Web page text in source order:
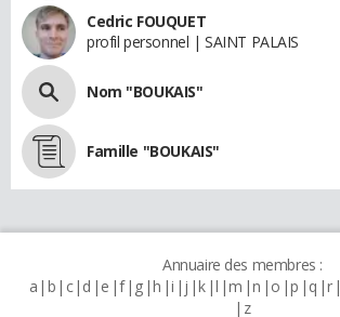
Cedric FOUQUET
profil personnel | SAINT PALAIS
Nom "BOUKAIS"
Famille "BOUKAIS"
Annuaire des membres :
a b c d e f g h i j k l m n o p q r
z